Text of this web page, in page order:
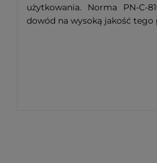
użytkowania. Norma PN-C-
dowód na wysoką jakość tego